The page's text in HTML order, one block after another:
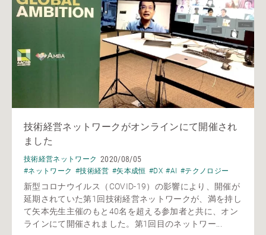
技術経営ネットワークがオンラインにて開催され
ました
技術経営ネットワーク 2020/08/05
#ネットワーク #技術経営 #矢本成恒 #DX #AI #テクノロジー
新型コロナウイルス（COVID-19）の影響により、開催が
延期されていた第1回技術経営ネットワークが、満を持し
て矢本先生主催のもと40名を超える参加者と共に、オン
ラインにて開催されました。第1回目のネットワー...